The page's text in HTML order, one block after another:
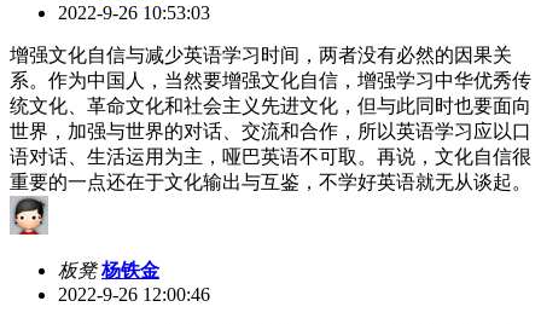
2022-9-26 10:53:03
增强文化自信与减少英语学习时间，两者没有必然的因果关
系。作为中国人，当然要增强文化自信，增强学习中华优秀传
统文化、革命文化和社会主义先进文化，但与此同时也要面向
世界，加强与世界的对话、交流和合作，所以英语学习应以口
语对话、生活运用为主，哑巴英语不可取。再说，文化自信很
重要的一点还在于文化输出与互鉴，不学好英语就无从谈起。
板凳 杨铁金
2022-9-26 12:00:46